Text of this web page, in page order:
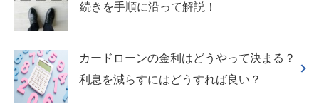
続きを手順に沿って解説！
カードローンの金利はどうやって決まる？
利息を減らすにはどうすれば良い？